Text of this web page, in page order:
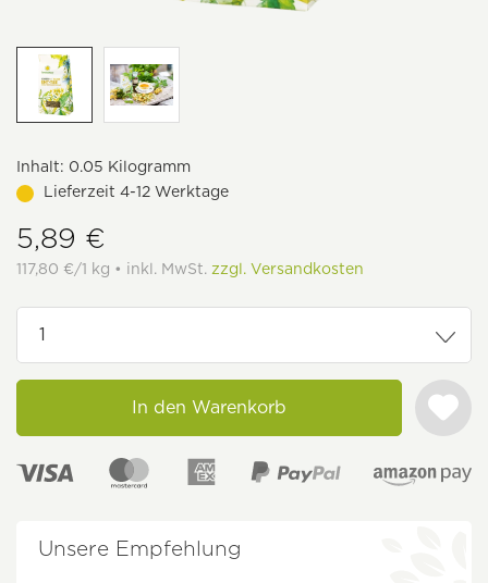
Inhalt: 0.05 Kilogramm
Lieferzeit 4-12 Werktage
5,89 €
117,80 €/1 kg • inkl. MwSt. zzgl. Versandkosten
In den Warenkorb
Unsere Empfehlung